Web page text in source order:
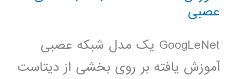
عصبی
GoogLeNet یک مدل شبکه عصبی
آموزش یافته بر روی بخشی از دیتاست